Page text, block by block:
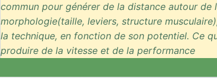
commun pour générer de la distance autour de
morphologie(taille, leviers, structure
la technique, en fonction de son potentiel. Ce
produire de la vitesse et de la performance